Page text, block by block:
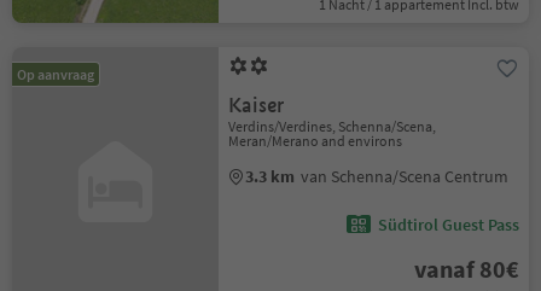
1 Nacht / 1 appartement Incl. btw
Op aanvraag
Kaiser
Verdins/Verdines, Schenna/Scena,
Meran/Merano and environs
3.3 km van Schenna/Scena Centrum
Südtirol Guest Pass
vanaf 80€